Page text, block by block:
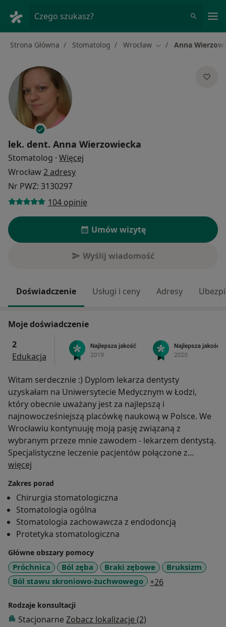
Czego szukasz?
Strona Główna Stomatolog Wrocław Zmień miasto
Anna
lek. dent. Anna Wierzowiecka
Stomatolog · Więcej
Wrocław2 adresy
Nr PWZ: 3130297
104 opinie
Umów wizytę
Wyślij wiadomość
Doświadczenie Usługi i ceny Adresy
Moje doświadczenie
2
Edukacja
Witam serdecznie :) Dyplom lekarza dentysty
uzyskałam na Uniwersytecie Medycznym w Łodzi,
który obecnie uważany jest za najlepszą i
najnowocześniejszą placówkę naukową w Polsce. We
Wrocławiu kontynuuję moją pasję związaną z
wybranym przeze mnie zawodem - lekarzem dentystą.
Specjalistyczne leczenie pacjentów połączone z
wysoko estetyczną pracą manualną jest tym, co daje
maksymy: "Człowiek, który stoi w miejscu, to człowiek
który się cofa" , stale podnoszę swoje kwalifikacje
biorąc udział w konferencjach i szkoleniach
stomatologicznych ze szczególnym uwzględnieniem
fizjologii stawu skroniowo-żuchwowego oraz funkcji
zwarciowych.
więcej
Zakres porad
Chirurgia stomatologiczna
Stomatologia ogólna
Stomatologia zachowawcza z endodoncją
Protetyka stomatologiczna
Główne obszary pomocy
Próchnica Ból zęba Braki zębowe
Bruksizm
Ból stawu skroniowo-żuchwowego
+26
Rodzaje konsultacji
Stacjonarne Zobacz lokalizacje (2)